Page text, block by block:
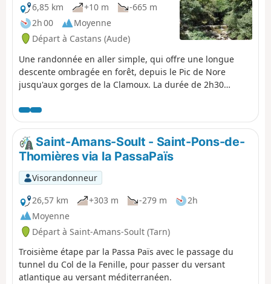
6,85 km
+10 m
-665 m
2h 00
Moyenne
Départ à Castans (Aude)
Une randonnée en aller simple, qui offre une longue
descente ombragée en forêt, depuis le Pic de Nore
jusqu'aux gorges de la Clamoux. La durée de 2h30
Saint-Amans-Soult - Saint-Pons-de-
Thomières via la PassaPaïs
Visorandonneur
26,57 km
+303 m -279 m
2h
Moyenne
Départ à Saint-Amans-Soult (Tarn)
Troisième étape par la Passa Païs avec le passage du
tunnel du Col de la Fenille, pour passer du versant
atlantique au versant méditerranéen.